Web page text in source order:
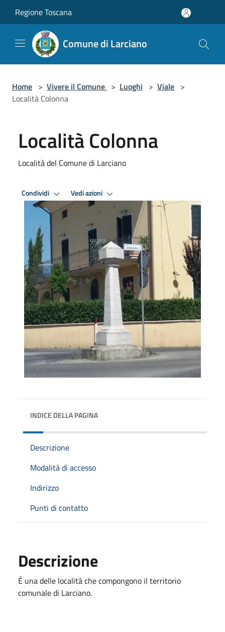
Regione Toscana
Comune di Larciano
Home > Vivere il Comune > Luoghi > Viale >
Località Colonna
Località Colonna
Località del Comune di Larciano
Condividi Vedi azioni
INDICE DELLA PAGINA
Descrizione
Modalità di accesso
Indirizzo
Punti di contatto
Descrizione
É una delle località che compongono il territorio
comunale di Larciano.